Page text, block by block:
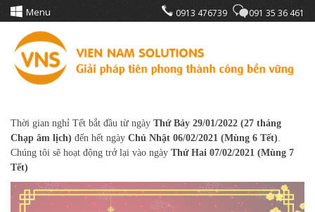
Menu 0913 476739 091 35 36 461
Thời gian nghỉ Tết bắt đầu từ ngày Thứ Bảy 29/01/2022 (27 tháng
Chạp âm lịch) đến hết ngày Chủ Nhật 06/02/2021 (Mùng 6 Tết)
Chúng tôi sẽ hoạt động trở lại vào ngày Thứ Hai 07/02/2021 (Mùng 7
Tết)